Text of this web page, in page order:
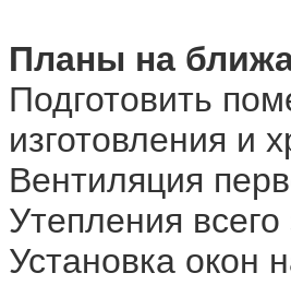
Планы на
Подготовить
изготовления и
Вентиляция
Утепления
Установка окон